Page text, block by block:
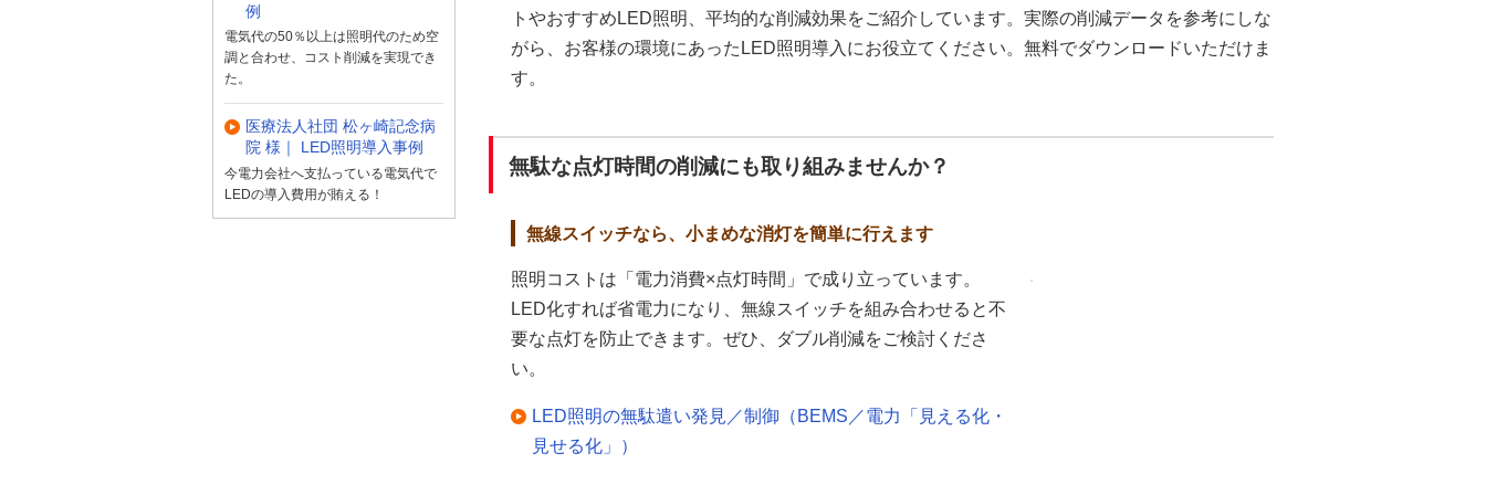
トやおすすめLED照明、平均的な削減効果をご紹介しています。実際の削減データを参考にしな
がら、お客様の環境にあったLED照明導入にお役立てください。無料でダウンロードいただけま
す。
無駄な点灯時間の削減にも取り組みませんか？
無線スイッチなら、小まめな消灯を簡単に行えます
照明コストは「電力消費×点灯時間」で成り立っています。
LED化すれば省電力になり、無線スイッチを組み合わせると不
要な点灯を防止できます。ぜひ、ダブル削減をご検討くださ
い。
LED照明の無駄遣い発見／制御（BEMS／電力「見える化・
見せる化」）
例
電気代の50％以上は照明代のため空
調と合わせ、コスト削減を実現でき
た。
医療法人社団 松ヶ崎記念病
院 様｜ LED照明導入事例
今電力会社へ支払っている電気代で
LEDの導入費用が賄える！